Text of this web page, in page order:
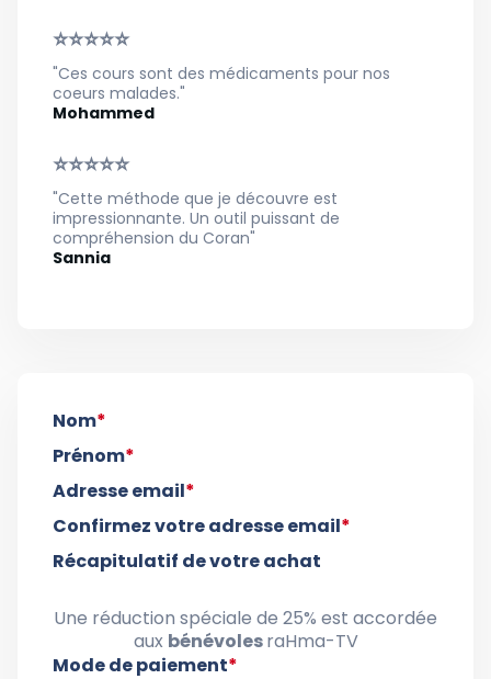
⭐⭐⭐⭐⭐
"Ces cours sont des médicaments pour nos
coeurs malades."
Mohammed
⭐⭐⭐⭐⭐
"Cette méthode que je découvre est
impressionnante. Un outil puissant de
compréhension du Coran"
Sannia
Nom*
Prénom*
Adresse email*
Confirmez votre adresse email*
Récapitulatif de votre achat
Une réduction spéciale de 25% est accordée
aux bénévolesraHma-TV
Mode de paiement*